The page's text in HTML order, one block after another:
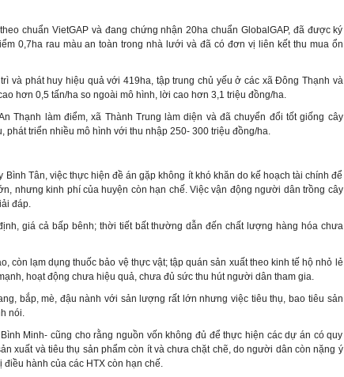
chuẩn VietGAP và đang chứng nhận 20ha chuẩn GlobalGAP, đã được ký
0,7ha rau màu an toàn trong nhà lưới và đã có đơn vị liên kết thu mua ổn
và phát huy hiệu quả với 419ha, tập trung chủ yếu ở các xã Đông Thạnh và
hơn 0,5 tấn/ha so ngoài mô hình, lời cao hơn 3,1 triệu đồng/ha.
Thạnh làm điểm, xã Thành Trung làm diện và đã chuyển đổi tốt giống cây
phát triển nhiều mô hình với thu nhập 250- 300 triệu đồng/ha.
Tân, việc thực hiện đề án gặp không ít khó khăn do kế hoạch tài chính để
nhưng kinh phí của huyện còn hạn chế. Việc vận động người dân trồng cây
đáp.
giá cả bấp bênh; thời tiết bất thường dẫn đến chất lượng hàng hóa chưa
còn lạm dụng thuốc bảo vệ thực vật; tập quán sản xuất theo kinh tế hộ nhỏ lẻ
hoạt động chưa hiệu quả, chưa đủ sức thu hút người dân tham gia.
bắp, mè, đậu nành với sản lượng rất lớn nhưng việc tiêu thụ, bao tiêu sản
nói.
Minh- cũng cho rằng nguồn vốn không đủ để thực hiện các dự án có quy
xuất và tiêu thụ sản phẩm còn ít và chưa chặt chẽ, do người dân còn nặng ý
hành của các HTX còn hạn chế.